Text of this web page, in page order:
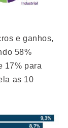
e ganhos,
58%
17% para
as 10